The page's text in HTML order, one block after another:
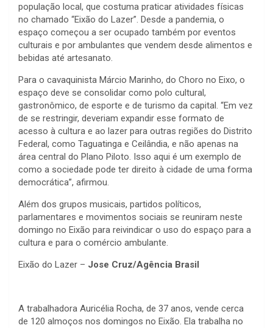
população local, que costuma praticar atividades físicas
no chamado “Eixão do Lazer”. Desde a pandemia, o
espaço começou a ser ocupado também por eventos
culturais e por ambulantes que vendem desde alimentos e
bebidas até artesanato.
Para o cavaquinista Márcio Marinho, do Choro no Eixo, o
espaço deve se consolidar como polo cultural,
gastronômico, de esporte e de turismo da capital. “Em vez
de se restringir, deveriam expandir esse formato de
acesso à cultura e ao lazer para outras regiões do Distrito
Federal, como Taguatinga e Ceilândia, e não apenas na
área central do Plano Piloto. Isso aqui é um exemplo de
como a sociedade pode ter direito à cidade de uma forma
democrática”, afirmou.
Além dos grupos musicais, partidos políticos,
parlamentares e movimentos sociais se reuniram neste
domingo no Eixão para reivindicar o uso do espaço para a
cultura e para o comércio ambulante.
Eixão do Lazer – Jose Cruz/Agência Brasil
A trabalhadora Auricélia Rocha, de 37 anos, vende cerca
de 120 almoços nos domingos no Eixão. Ela trabalha no